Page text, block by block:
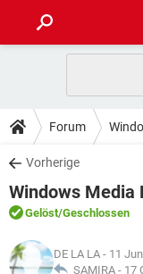
ANDROID
WINDOWS 10
WHATSAPP
FACEBOOK
TIPPS & TRICKS
SPIELE
WINDOWS 10
WHATSAPP
FACEBOOK
DOWNLOADS
SPIELE
ANDROID
WINDOWS 10
FORUM
SPIELE
ANDROID
LEXIKON
Forum
Vorherige
Windows Media
Gelöst/Geschlossen
DE LA LA - 11
SAMIRA - 17